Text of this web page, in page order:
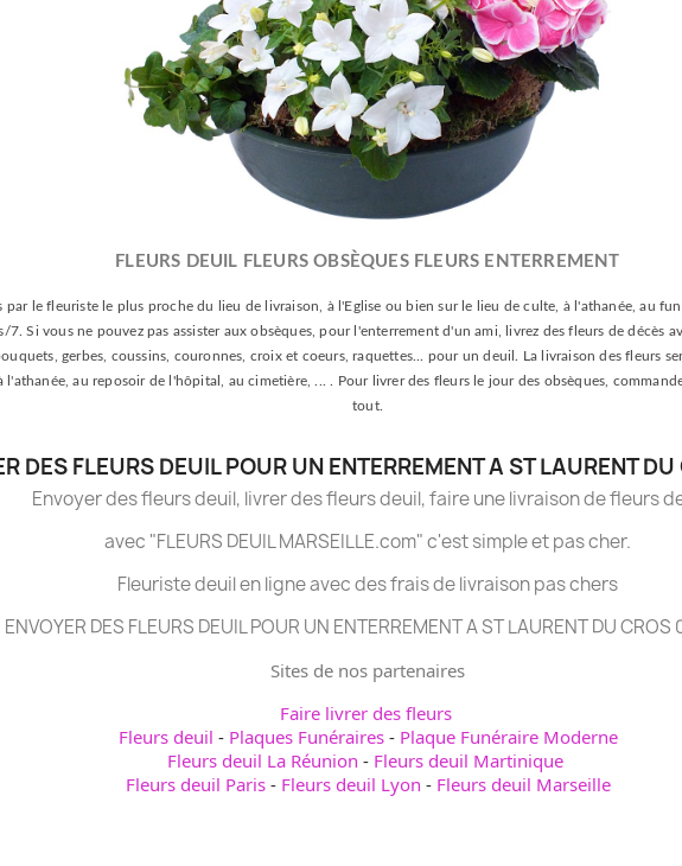
FLEURS DEUIL FLEURS OBSÈQUES FLEURS ENTERREMENT
par le fleuriste le plus proche du lieu de livraison, à l'Eglise ou bien sur le lieu de culte, à l'athanée, au
Si vous ne pouvez pas assister aux obsèques, pour l'enterrement d'un ami, livrez des fleurs de décès
gerbes, coussins, couronnes, croix et coeurs, raquettes... pour un deuil. La livraison des fleurs
l'athanée, au reposoir de l'hôpital, au cimetière, ... . Pour livrer des fleurs le jour des obsèques,
tout.
DES FLEURS DEUIL POUR UN ENTERREMENT A ST LAURENT
Envoyer des fleurs deuil, livrer des fleurs deuil, faire une livraison de fleurs
avec "FLEURS DEUIL MARSEILLE.com" c'est simple et pas cher.
Fleuriste deuil en ligne avec des frais de livraison pas chers
ENVOYER DES FLEURS DEUIL POUR UN ENTERREMENT A ST LAURENT DU
Sites de nos partenaires
Faire livrer des fleurs
Fleurs deuil - Plaques Funéraires- Plaque Funéraire Moderne
Fleurs deuil La Réunion - Fleurs deuil Martinique
Fleurs deuil Paris- Fleurs deuil Lyon - Fleurs deuil Marseille